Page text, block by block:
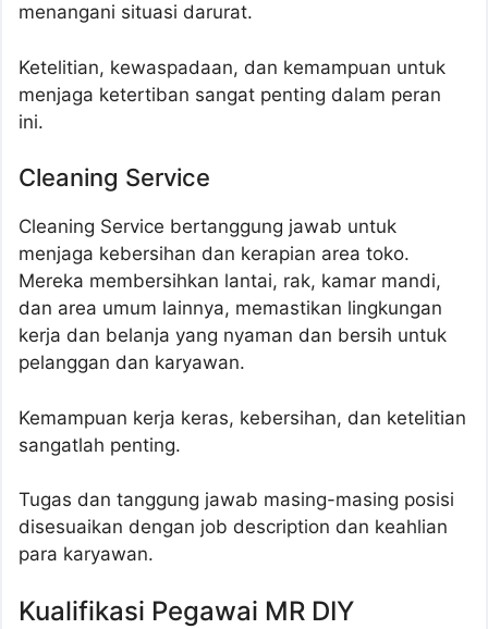
menangani situasi darurat.
Ketelitian, kewaspadaan, dan kemampuan untuk
menjaga ketertiban sangat penting dalam peran
ini.
Cleaning Service
Cleaning Service bertanggung jawab untuk
menjaga kebersihan dan kerapian area toko.
Mereka membersihkan lantai, rak, kamar mandi,
dan area umum lainnya, memastikan lingkungan
kerja dan belanja yang nyaman dan bersih untuk
pelanggan dan karyawan.
Kemampuan kerja keras, kebersihan, dan ketelitian
sangatlah penting.
Tugas dan tanggung jawab masing-masing posisi
disesuaikan dengan job description dan keahlian
para karyawan.
Kualifikasi Pegawai MR DIY